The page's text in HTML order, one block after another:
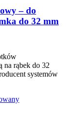
– do
do 32 mm
na rąbek do 32
systemów